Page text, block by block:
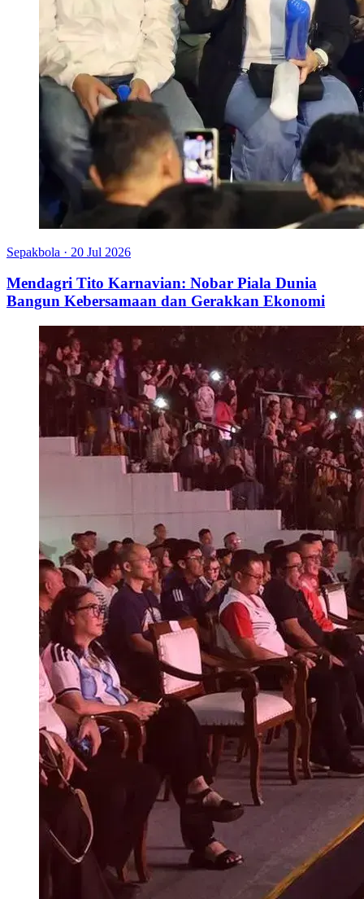
Sepakbola · 20 Jul 2026
Mendagri Tito Karnavian: Nobar Piala Dunia
Bangun Kebersamaan dan Gerakkan Ekonomi